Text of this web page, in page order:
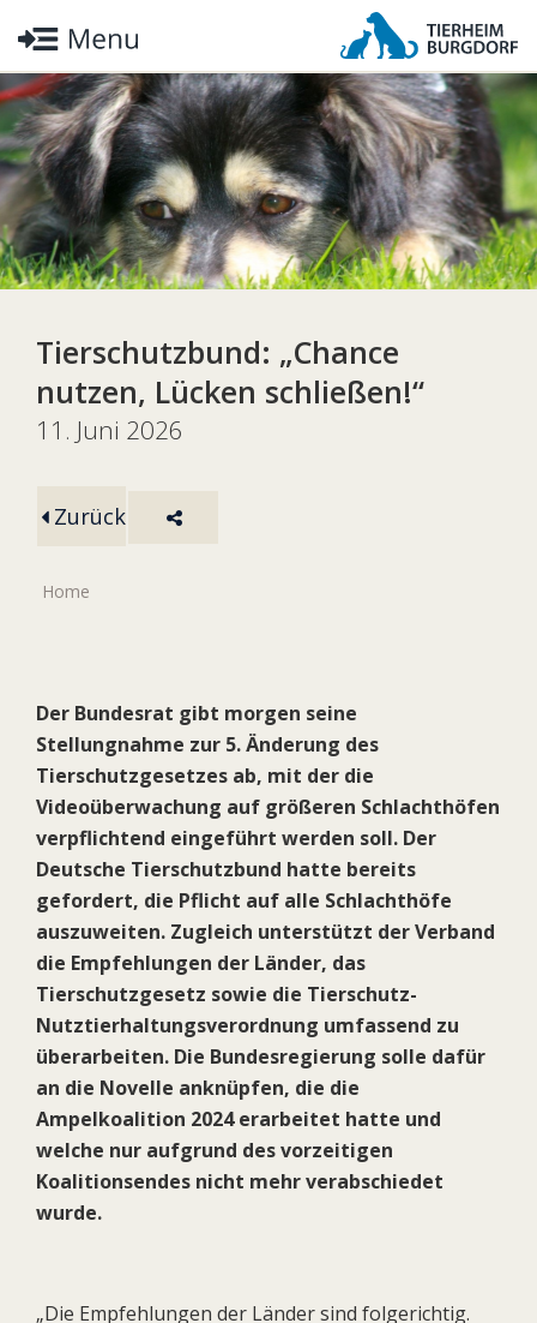
Tierschutzbund: „Chance
nutzen, Lücken schließen!“
11. Juni 2026
Zurück
Home
Der Bundesrat gibt morgen seine
Stellungnahme zur 5. Änderung des
Tierschutzgesetzes ab, mit der die
Videoüberwachung auf größeren Schlachthöfen
verpflichtend eingeführt werden soll. Der
Deutsche Tierschutzbund hatte bereits
gefordert, die Pflicht auf alle Schlachthöfe
auszuweiten. Zugleich unterstützt der Verband
die Empfehlungen der Länder, das
Tierschutzgesetz sowie die Tierschutz-
Nutztierhaltungsverordnung umfassend zu
überarbeiten. Die Bundesregierung solle dafür
an die Novelle anknüpfen, die die
Ampelkoalition 2024 erarbeitet hatte und
welche nur aufgrund des vorzeitigen
Koalitionsendes nicht mehr verabschiedet
wurde.
„Die Empfehlungen der Länder sind folgerichtig.